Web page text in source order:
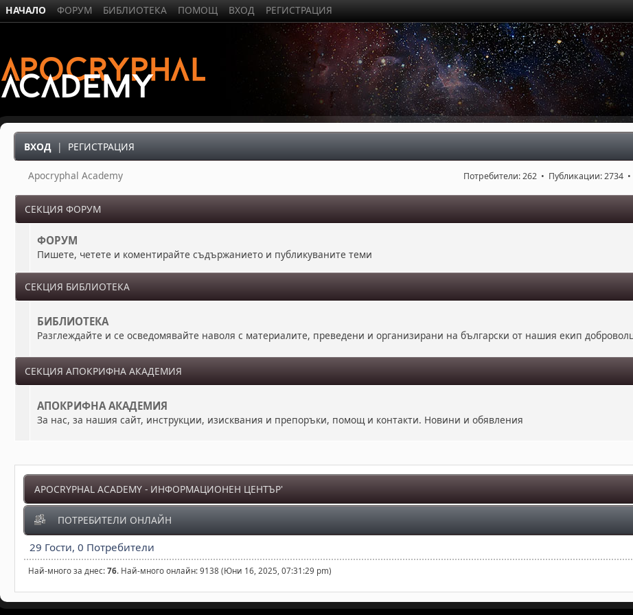
НАЧАЛО ФОРУМ БИБЛИОТЕКА ПОМОЩ ВХОД РЕГИСТРАЦИЯ
ВХОД | РЕГИСТРАЦИЯ
Apocryphal Academy Потребители: 262 • Публикации: 2734
СЕКЦИЯ ФОРУМ
ФОРУМ
Пишете, четете и коментирайте съдържанието и публикуваните теми
СЕКЦИЯ БИБЛИОТЕКА
БИБЛИОТЕКА
Разглеждайте и се осведомявайте наволя с материалите, преведени и организирани на български от нашия екип
СЕКЦИЯ АПОКРИФНА АКАДЕМИЯ
АПОКРИФНА АКАДЕМИЯ
За нас, за нашия сайт, инструкции, изисквания и препоръки, помощ и контакти. Новини и обявления
APOCRYPHAL ACADEMY - ИНФОРМАЦИОНЕН ЦЕНТЪР'
ПОТРЕБИТЕЛИ ОНЛАЙН
29 Гости, 0 Потребители
Най-много за днес:76. Най-много онлайн: 9138 (Юни 16, 2025, 07:31:29 pm)